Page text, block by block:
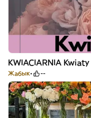
KWIACIARNIA Kwiaty
Жабык --